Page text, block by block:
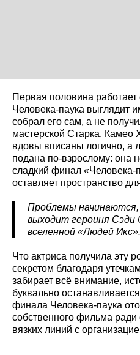
Первая половина
Человека-паука выглядит
собрал его сам, а не
мастерской Старка. Камео
вдовы вписаны логично, а
подана по-взрослому: она
сладкий финал «Человека-
оставляет пространство
Проблемы начинаются,
выходит героиня Сэди
вселенной «Людей Икс».
Что актриса получила эту
секретом благодаря
забирает всё внимание,
буквально
финала Человека-паука
собственного фильма
вязких линий с